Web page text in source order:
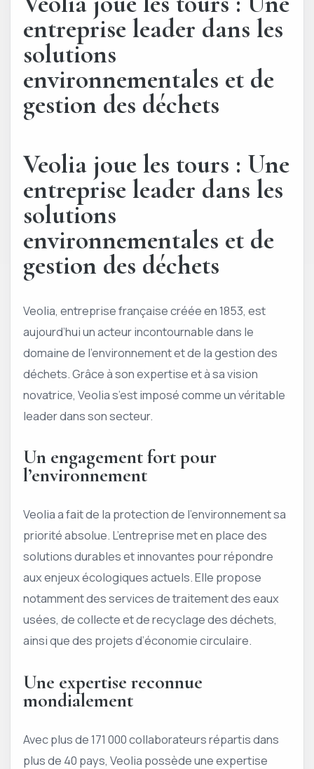
entreprise leader dans les
solutions
environnementales et de
gestion des déchets
Veolia joue les tours : Une
entreprise leader dans les
solutions
environnementales et de
gestion des déchets
Veolia, entreprise française créée en 1853, est
aujourd’hui un acteur incontournable dans le
domaine de l’environnement et de la gestion des
déchets. Grâce à son expertise et à sa vision
novatrice, Veolia s’est imposé comme un véritable
leader dans son secteur.
Un engagement fort pour
l’environnement
Veolia a fait de la protection de l’environnement sa
priorité absolue. L’entreprise met en place des
solutions durables et innovantes pour répondre
aux enjeux écologiques actuels. Elle propose
notamment des services de traitement des eaux
usées, de collecte et de recyclage des déchets,
ainsi que des projets d’économie circulaire.
Une expertise reconnue
mondialement
Avec plus de 171 000 collaborateurs répartis dans
plus de 40 pays, Veolia possède une expertise